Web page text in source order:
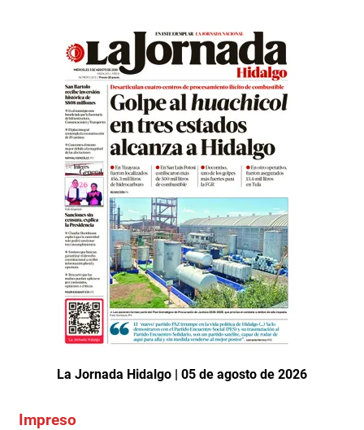
La Jornada Hidalgo | 05 de agosto de 2026
Impreso